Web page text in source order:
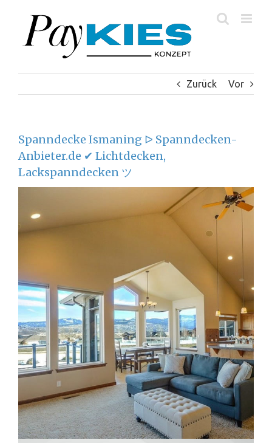
springen
Zurück Vor
Spanndecke Ismaning ᐅ Spanndecken-
Anbieter.de ✔ Lichtdecken,
Lackspanndecken ツ